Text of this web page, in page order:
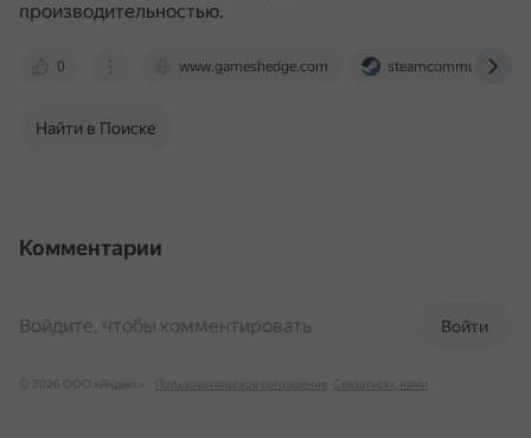
производительностью.
0 www.gameshedge.com steamcommunity.com
Найти в Поиске
Комментарии
Войти
Войдите, чтобы комментировать
© 2026 ООО «Яндекс» Пользовательское соглашение Связаться с нами